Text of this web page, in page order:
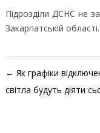
Підрозділи ДСНС не
Закарпатській області.
Навігація по запису
← Як графіки
світла будуть діяти